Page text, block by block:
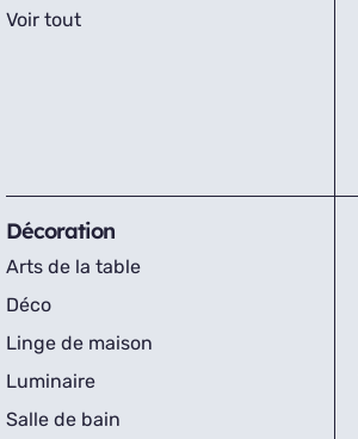
Voir tout
Décoration
Arts de la table
Déco
Linge de maison
Luminaire
Salle de bain